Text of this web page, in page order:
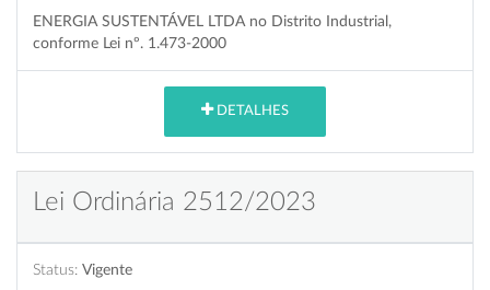
ENERGIA SUSTENTÁVEL LTDA no Distrito Industrial,
conforme Lei nº. 1.473-2000
DETALHES
Lei Ordinária 2512/2023
Status: Vigente